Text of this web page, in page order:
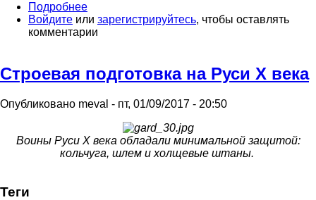
Подробнее
"А
она
придёт,
она
кузнецом
придёт..."
Войдите или зарегистрируйтесь, чтобы оставлять
комментарии
Строевая подготовка на Руси Х века
Опубликовано meval - пт, 01/09/2017 - 20:50
Воины Руси Х века обладали минимальной защитой:
кольчуга, шлем и холщевые штаны.
Теги